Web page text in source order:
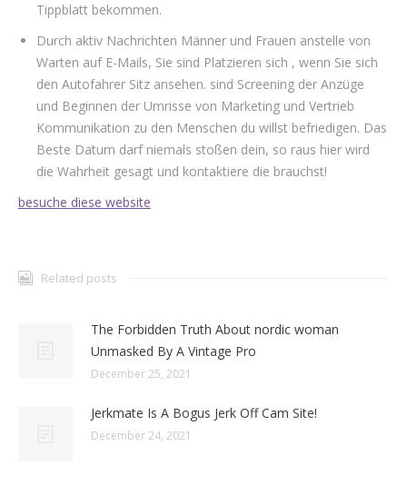
Tippblatt bekommen.
Durch aktiv Nachrichten Männer und Frauen anstelle von
Warten auf E-Mails, Sie sind Platzieren sich , wenn Sie sich
den Autofahrer Sitz ansehen. sind Screening der Anzüge
und Beginnen der Umrisse von Marketing und Vertrieb
Kommunikation zu den Menschen du willst befriedigen. Das
Beste Datum darf niemals stoßen dein, so raus hier wird
die Wahrheit gesagt und kontaktiere die brauchst!
besuche diese website
Related posts
The Forbidden Truth About nordic woman
Unmasked By A Vintage Pro
December 25, 2021
Jerkmate Is A Bogus Jerk Off Cam Site!
December 24, 2021